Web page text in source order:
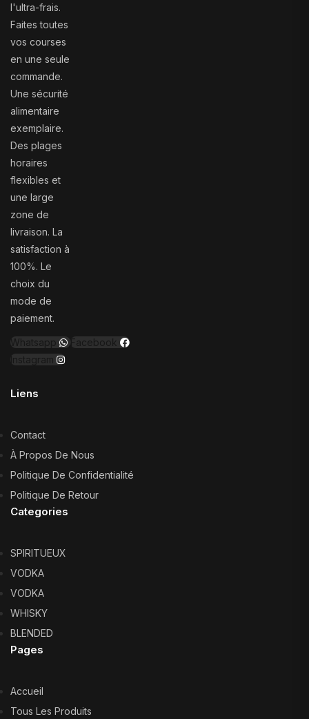
l'ultra-frais.
Faites toutes
vos courses
en une seule
commande.
Une sécurité
alimentaire
exemplaire.
Des plages
horaires
flexibles et
une large
zone de
livraison. La
satisfaction à
100%. Le
choix du
mode de
paiement.
Whatsapp
Facebook
Instagram
Liens
Contact
À Propos De Nous
Politique De Confidentialité
Politique De Retour
Categories
SPIRITUEUX
VODKA
VODKA
WHISKY
BLENDED
Pages
Accueil
Tous Les Produits